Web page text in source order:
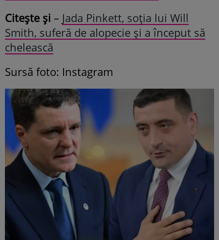
Citește și – Jada Pinkett, soția lui Will
Smith, suferă de alopecie și a început să
chelească
Sursă foto: Instagram